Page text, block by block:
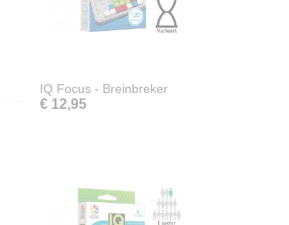
IQ Focus - Breinbreker
€ 12,95